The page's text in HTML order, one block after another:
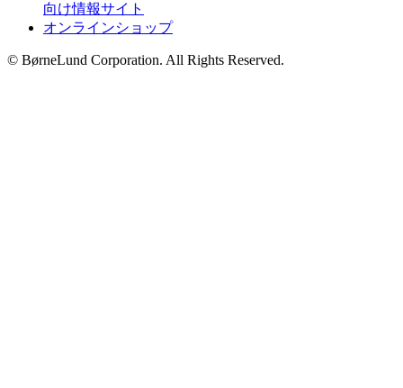
向け情報サイト
オンラインショップ
© BørneLund Corporation. All Rights Reserved.